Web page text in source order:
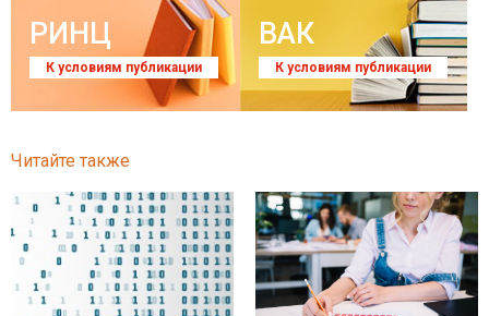
РИНЦ
К условиям публикации
ВАК
К условиям публикации
Читайте также